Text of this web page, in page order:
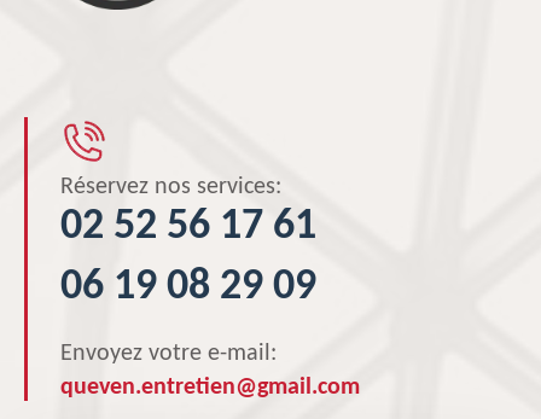
Réservez nos services:
02 52 56 17 61
06 19 08 29 09
Envoyez votre e-mail:
queven.entretien@gmail.com